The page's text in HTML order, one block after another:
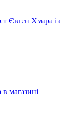
Євген Хмара із
в магазині